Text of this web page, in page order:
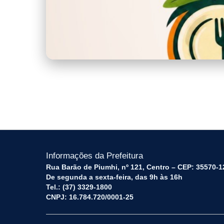
Informações da Prefeitura
Rua Barão de Piumhi, nº 121, Centro – CEP: 35570-
De segunda a sexta-feira, das 9h às 16h
Tel.: (37) 3329-1800
CNPJ: 16.784.720/0001-25